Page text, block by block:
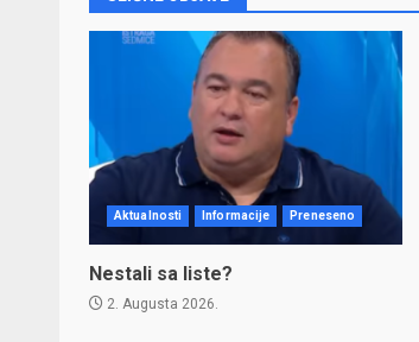
Aktualnosti Informacije Preneseno
Nestali sa liste?
2. Augusta 2026.